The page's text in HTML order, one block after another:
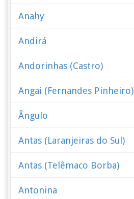
Anahy
Andirá
Andorinhas (Castro)
Angai (Fernandes Pinheiro)
Ângulo
Antas (Laranjeiras do Sul)
Antas (Telêmaco Borba)
Antonina